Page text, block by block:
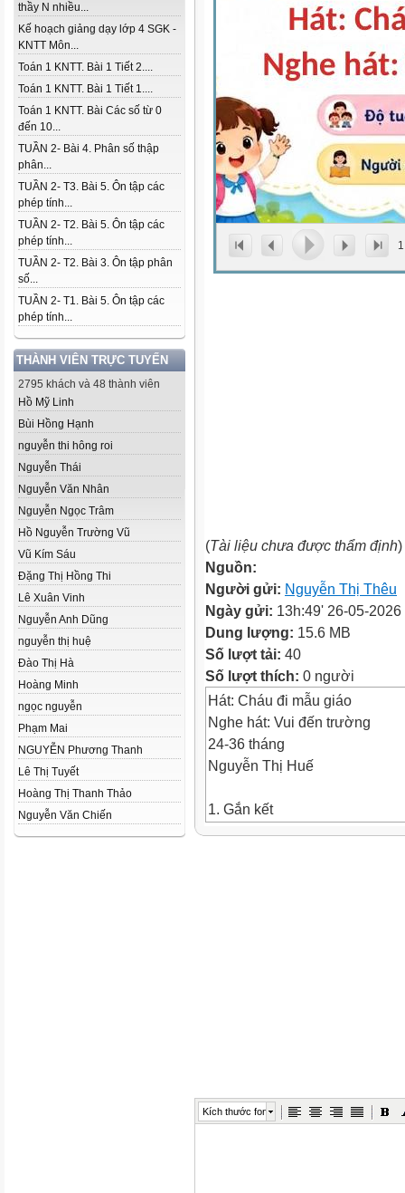
thầy N nhiều...
Kế hoạch giảng dạy lớp 4 SGK -
KNTT Môn...
Toán 1 KNTT. Bài 1 Tiết 2....
Toán 1 KNTT. Bài 1 Tiết 1....
Toán 1 KNTT. Bài Các số từ 0
đến 10...
TUẦN 2- Bài 4. Phân số thập
phân...
TUẦN 2- T3. Bài 5. Ôn tập các
phép tính...
TUẦN 2- T2. Bài 5. Ôn tập các
phép tính...
TUẦN 2- T2. Bài 3. Ôn tập phân
số...
TUẦN 2- T1. Bài 5. Ôn tập các
phép tính...
THÀNH VIÊN TRỰC TUYẾN
2795 khách và 48 thành viên
Hồ Mỹ Linh
Bùi Hồng Hạnh
nguyễn thi hông roi
Nguyễn Thái
Nguyễn Văn Nhân
Nguyễn Ngọc Trâm
Hồ Nguyễn Trường Vũ
Vũ Kím Sáu
Đặng Thị Hồng Thi
Lê Xuân Vinh
Nguyễn Anh Dũng
nguyễn thị huệ
Đào Thị Hà
Hoàng Minh
ngọc nguyễn
Phạm Mai
NGUYỄN Phương Thanh
Lê Thị Tuyết
Hoàng Thị Thanh Thảo
Nguyễn Văn Chiến
1
(Tài liệu chưa được thẩm định)
Nguồn:
Người gửi: Nguyễn Thị Thêu
Ngày gửi: 13h:49' 26-05-2026
Dung lượng: 15.6 MB
Số lượt tải: 40
Số lượt thích: 0 người
Hát: Cháu đi mẫu giáo
Nghe hát: Vui đến trường
24-36 tháng
Nguyễn Thị Huế
1. Gắn kết
Kích thước font